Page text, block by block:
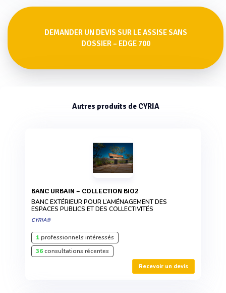
DEMANDER UN DEVIS SUR LE ASSISE SANS
DOSSIER – EDGE 700
Autres produits de CYRIA
BANC URBAIN – COLLECTION BIO2
BANC EXTÉRIEUR POUR L’AMÉNAGEMENT DES
ESPACES PUBLICS ET DES COLLECTIVITÉS
CYRIA®
1professionnels intéressés
36consultations récentes
Recevoir un devis